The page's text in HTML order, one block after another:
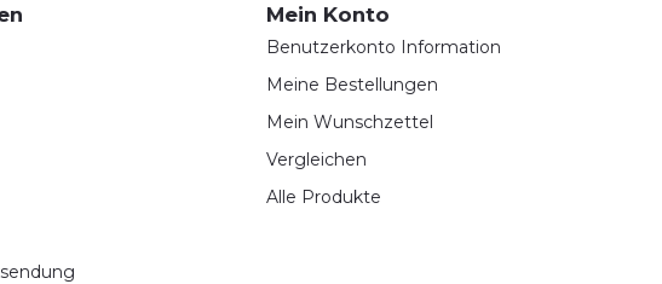
Mein Konto
Benutzerkonto Information
Meine Bestellungen
Mein Wunschzettel
Vergleichen
Alle Produkte